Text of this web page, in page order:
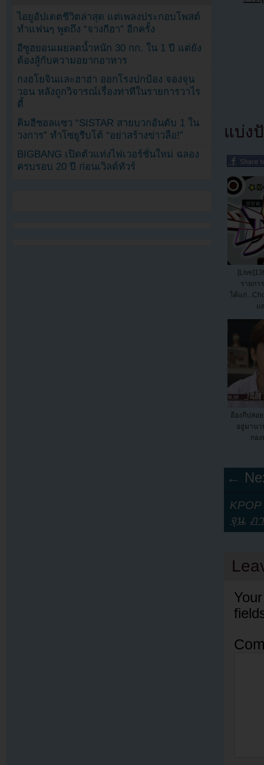
แบ่ง
รายกา
ได้แก่
แ
อีฮงกีปล่อ
อยู่มานา
กอ
←
จุน, ภ
ไอยูอัปเดตชีวิตล่าสุด แต่เพลงประกอบโพสต์
ทำแฟนๆ พูดถึง “จางกีฮา” อีกครั้ง
อีซูฮยอนเผยลดน้ำหนัก 30 กก. ใน 1 ปี แต่ยัง
ต้องสู้กับความอยากอาหาร
กงฮโยจินและฮาฮ่า ออกโรงปกป้อง จองจุน
วอน หลังถูกวิจารณ์เรื่องท่าทีในรายการวาไร
ตี้
คิมฮีชอลแซว “SISTAR สายบวกอันดับ 1 ใน
วงการ” ทำโซยูรีบโต้ “อย่าสร้างข่าวลือ!”
BIGBANG เปิดตัวแท่งไฟเวอร์ชั่นใหม่ ฉลอง
ครบรอบ 20 ปี ก่อนเวิลด์ทัวร์